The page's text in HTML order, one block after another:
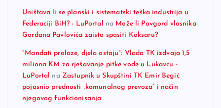
Uništava li se planski i sistematski teška industrija u
Federaciji BiH? - LuPortal
na Može li Pavgord vlasnika
Gordana Pavlovića zaista spasiti Koksaru?
"Mandati prolaze, djela ostaju": Vlada TK izdvaja 1,5
miliona KM za rješavanje pitke vode u Lukavcu -
LuPortal na Zastupnik u Skupštini TK Emir Begić
pojasnio prednosti „komunalnog prevoza“ i način
njegovog funkcionisanja